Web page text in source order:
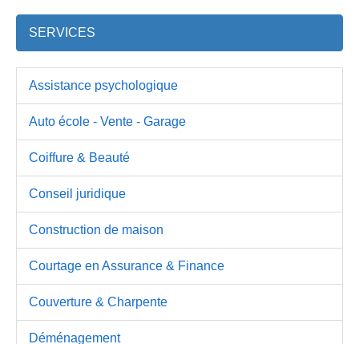
SERVICES
Assistance psychologique
Auto école - Vente - Garage
Coiffure & Beauté
Conseil juridique
Construction de maison
Courtage en Assurance & Finance
Couverture & Charpente
Déménagement